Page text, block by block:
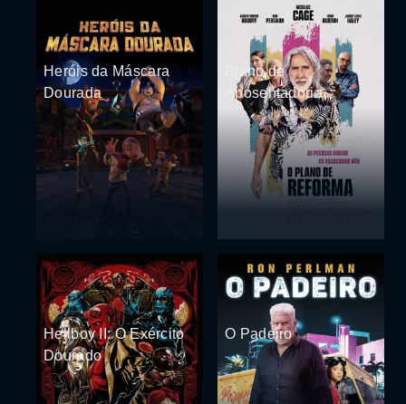
Heróis da Máscara
Dourada
Plano de
Aposentadoria
Hellboy II: O Exército
Dourado
O Padeiro